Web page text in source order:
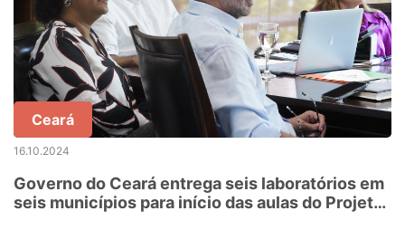
Ceará
16.10.2024
Governo do Ceará entrega seis laboratórios em
seis municípios para início das aulas do Projeto